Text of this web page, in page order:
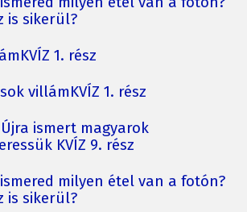
is sikerül?
1. rész
villámKVÍZ 1. rész
ismert magyarok
KVÍZ 9. rész
milyen étel van a fotón?
is sikerül?